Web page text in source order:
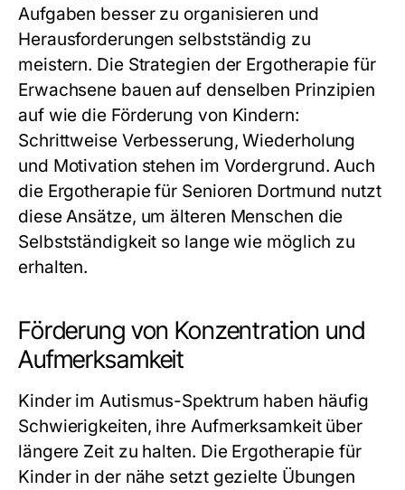
Aufgaben besser zu organisieren und
Herausforderungen selbstständig zu
meistern. Die Strategien der Ergotherapie für
Erwachsene bauen auf denselben Prinzipien
auf wie die Förderung von Kindern:
Schrittweise Verbesserung, Wiederholung
und Motivation stehen im Vordergrund. Auch
die Ergotherapie für Senioren Dortmund nutzt
diese Ansätze, um älteren Menschen die
Selbstständigkeit so lange wie möglich zu
erhalten.
Förderung von Konzentration und
Aufmerksamkeit
Kinder im Autismus-Spektrum haben häufig
Schwierigkeiten, ihre Aufmerksamkeit über
längere Zeit zu halten. Die Ergotherapie für
Kinder in der nähe setzt gezielte Übungen